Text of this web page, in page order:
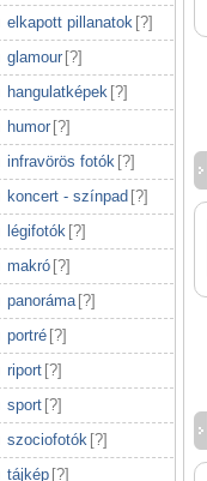
elkapott pillanatok [?]
glamour [?]
hangulatképek [?]
humor [?]
infravörös fotók [?]
koncert - színpad [?]
légifotók [?]
makró [?]
panoráma [?]
portré [?]
riport [?]
sport [?]
szociofotók [?]
tájkép [?]